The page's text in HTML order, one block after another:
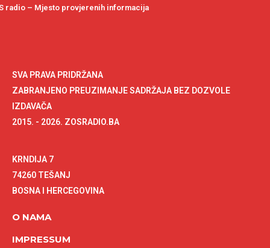
radio – Mjesto provjerenih informacija
SVA PRAVA PRIDRŽANA
ZABRANJENO PREUZIMANJE SADRŽAJA BEZ DOZVOLE
IZDAVAČA
2015. - 2026. ZOSRADIO.BA
KRNDIJA 7
74260 TEŠANJ
BOSNA I HERCEGOVINA
O NAMA
IMPRESSUM